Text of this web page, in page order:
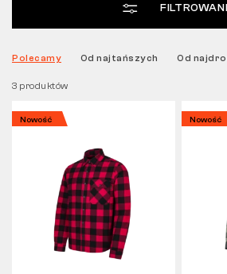
WSZYSTKO O ZAKUPACH
O NAS
ARTYKUŁY
3 produktów
Polecamy Od najtańszych Od
Nowość Nowość